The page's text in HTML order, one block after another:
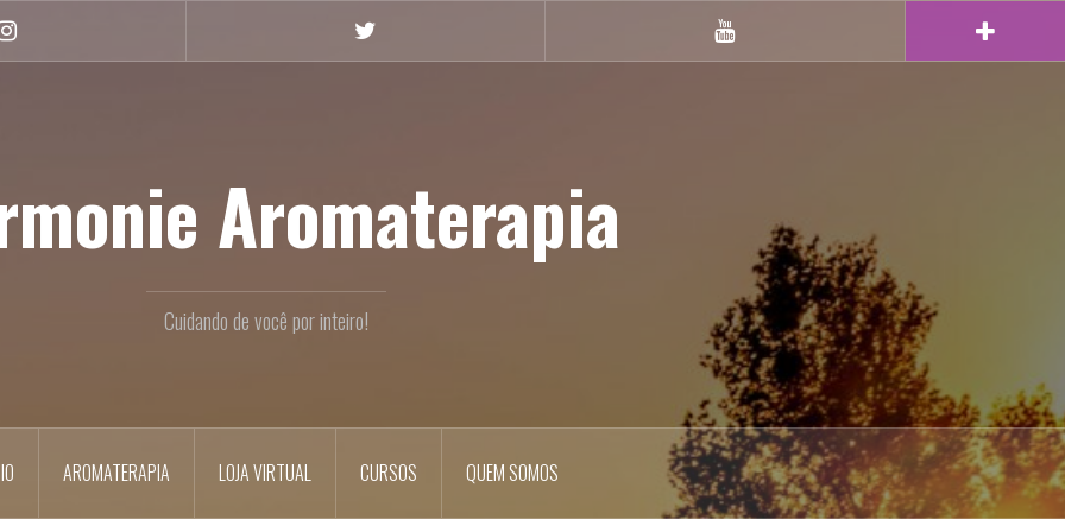
Aromaterapia
Cuidando de você por inteiro!
AROMATERAPIA LOJA VIRTUAL CURSOS QUEM SOMOS